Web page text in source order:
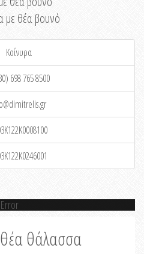
με θέα βουνό
Κοίνυρα
698 765 8500
Error
θέα θάλασσα